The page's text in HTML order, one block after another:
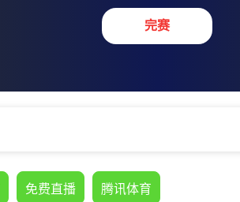
完赛
免费直播 腾讯体育